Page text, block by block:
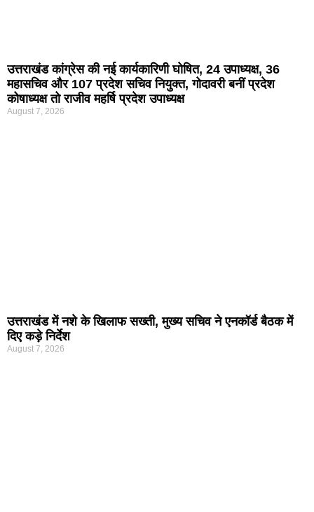
उत्तराखंड कांग्रेस की नई कार्यकारिणी घोषित, 24 उपाध्यक्ष, 36
महासचिव और 107 प्रदेश सचिव नियुक्त, गोदावरी बनीं प्रदेश
कोषाध्यक्ष तो राजीव महर्षि प्रदेश उपाध्यक्ष
August 7, 2026
उत्तराखंड में नशे के खिलाफ सख्ती, मुख्य सचिव ने एनकॉर्ड बैठक में
दिए कड़े निर्देश
August 7, 2026